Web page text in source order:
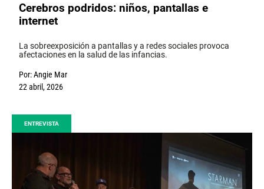
Cerebros podridos: niños, pantallas e
internet
La sobreexposición a pantallas y a redes sociales provoca
afectaciones en la salud de las infancias.
Por:Angie Mar
22 abril, 2026
ENTREVISTA